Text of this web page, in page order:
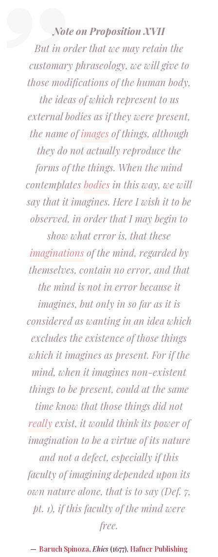
Note on Proposition XVII
But in order that we may retain the
customary phraseology, we will give to
those modifications of the human body,
the ideas of which represent to us
external bodies as if they were present,
the name ofimagesof things, although
they do not actually reproduce the
forms of the things. When the mind
contemplatesbodiesin this way, we will
say that it imagines. Here I wish it to be
observed, in order that I may begin to
show what error is, that these
imaginationsof the mind, regarded by
themselves, contain no error, and that
the mind is not in error because it
imagines, but only in so far as it is
considered as wanting in an idea which
excludes the existence of those things
which it imagines as present. For if the
mind, when it imagines non-existent
things to be present, could at the same
time know that those things did not
really exist, it would think its power of
imagination to be a virtue of its nature
and not a defect, especially if this
faculty of imagining depended upon its
own nature alone, that is to say (Def. 7,
pt. 1), if this faculty of the mind were
free.
Baruch Spinoza,Ehics (1677), Hafner Publishing